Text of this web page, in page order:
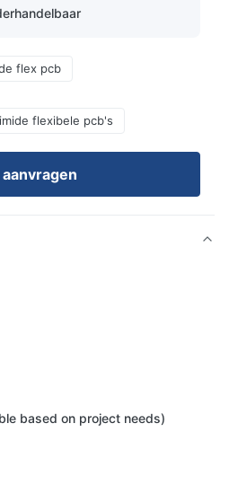
flex pcb
flexibele pcb's
aanvragen
based on project needs)